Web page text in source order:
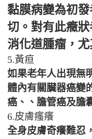
黏膜病變為初
切。對有此癥
消化道腫瘤，尤
5.黃疸
如果老年人出現無
體內有關臟器癌變
癌、、膽管癌及膽
6.皮膚瘙癢
全身皮膚奇癢難忍